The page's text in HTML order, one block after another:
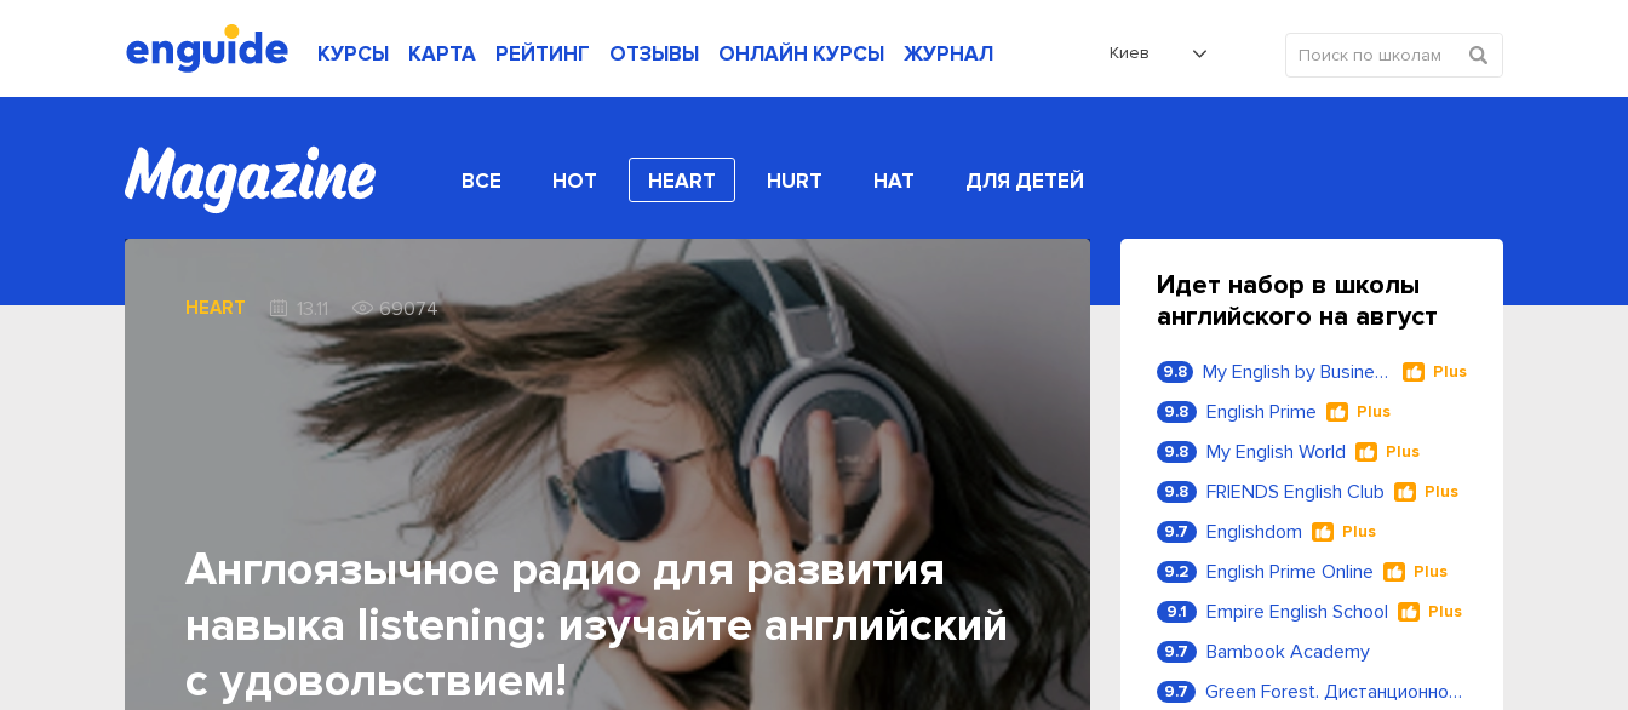
КУРСЫ КАРТА РЕЙТИНГ ОТЗЫВЫ ОНЛАЙН КУРСЫ ЖУРНАЛ Киев
ВСЕ HOT HEART HURT HAT ДЛЯ ДЕТЕЙ
HEART 13.11 69074
Англоязычное радио для развития
навыка listening: изучайте английский
с удовольствием!
Идет набор в школы
английского на август
9.8 My English by Business Language Plus
9.8 English Prime Plus
9.8 My English World Plus
9.8 FRIENDS English Club Plus
9.7 Englishdom Plus
9.2 English Prime Online Plus
9.1 Empire English School Plus
9.7 Bambook Academy
9.7 Green Forest. Дистанционное обучение